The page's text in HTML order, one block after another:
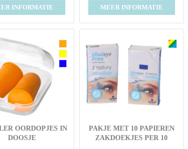
INFORMATIE MEER INFORMATIE
OORDOPJES IN
DOOSJE
PAKJE MET 10 PAPIEREN
ZAKDOEKJES PER 10